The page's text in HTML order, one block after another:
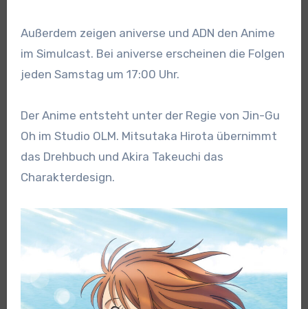
Außerdem zeigen aniverse und ADN den Anime
im Simulcast. Bei aniverse erscheinen die Folgen
jeden Samstag um 17:00 Uhr.
Der Anime entsteht unter der Regie von Jin-Gu
Oh im Studio OLM. Mitsutaka Hirota übernimmt
das Drehbuch und Akira Takeuchi das
Charakterdesign.